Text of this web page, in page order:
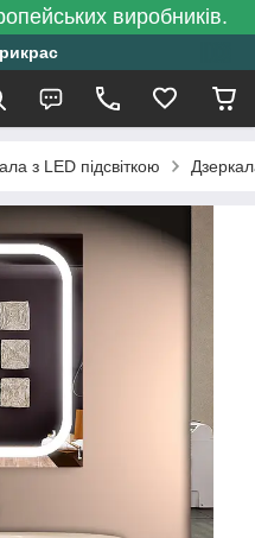
виробників.
з LED підсвіткою